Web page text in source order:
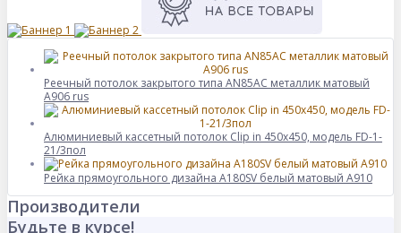
Реечный потолок закрытого типа AN85AС металлик матовый
А906 rus
Алюминиевый кассетный потолок Clip in 450х450, модель FD-1-
21/3пол
Рейка прямоугольного дизайна A180SV белый матовый А910
Производители
Будьте в курсе!